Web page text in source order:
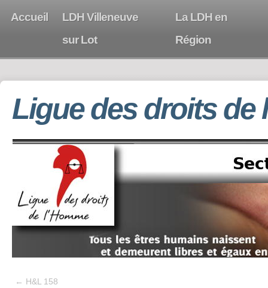
Accueil
LDH Villeneuve
sur Lot
La LDH en
Région
Ligue des droits de
← H&L 158